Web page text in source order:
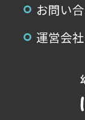
お問い
運営会社